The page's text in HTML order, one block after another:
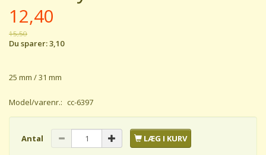
12,40
15,50
Du sparer:3,10
25 mm / 31 mm
Model/varenr.: cc-6397
Antal LÆG I KURV